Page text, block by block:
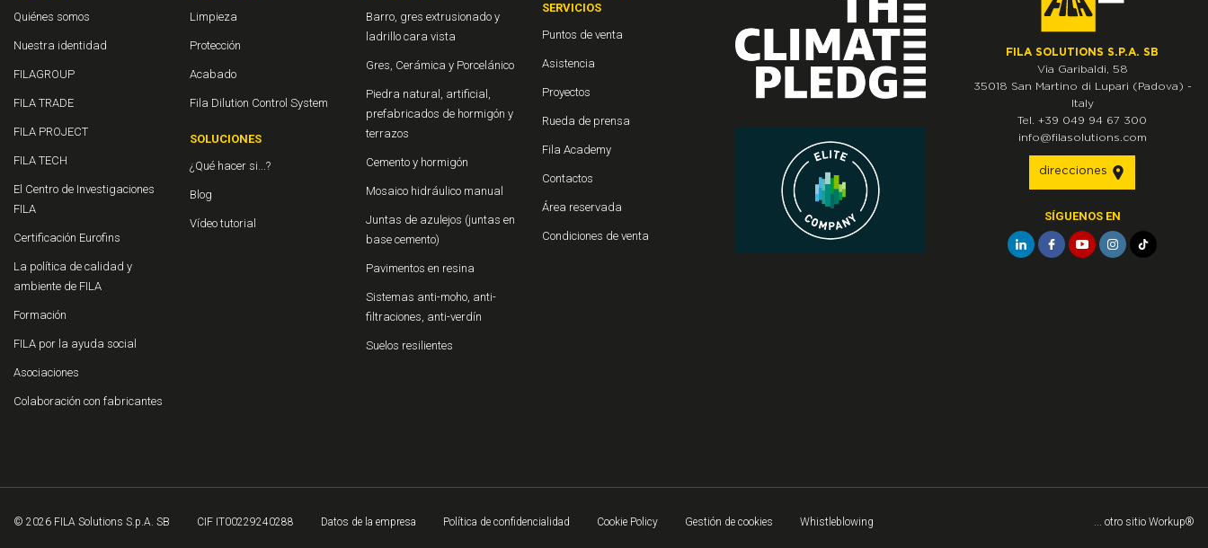
Quiénes somos
Nuestra identidad
FILAGROUP
FILA TRADE
FILA PROJECT
FILA TECH
El Centro de Investigaciones
FILA
Certificación Eurofins
La política de calidad y
ambiente de FILA
Formación
FILA por la ayuda social
Asociaciones
Colaboración con fabricantes
Limpieza
Protección
Acabado
Fila Dilution Control System
SOLUCIONES
¿Qué hacer si...?
Blog
Vídeo tutorial
Barro, gres extrusionado y
ladrillo cara vista
Gres, Cerámica y Porcelánico
Piedra natural, artificial,
prefabricados de hormigón y
terrazos
Cemento y hormigón
Mosaico hidráulico manual
Juntas de azulejos (juntas en
base cemento)
Pavimentos en resina
Sistemas anti-moho, anti-
filtraciones, anti-verdín
Suelos resilientes
SERVICIOS
Puntos de venta
Asistencia
Proyectos
Rueda de prensa
Fila Academy
Contactos
Área reservada
Condiciones de venta
FILA SOLUTIONS S.P.A. SB
Via Garibaldi, 58
35018 San Martino di Lupari (Padova) -
Italy
Tel. +39 049 94 67 300
info@filasolutions.com
direcciones
SÍGUENOS EN
© 2026 FILA Solutions S.p.A. SB CIF IT00229240288 Datos de la empresa Política de confidencialidad Cookie Policy Gestión de cookies Whistleblowing ... otro sitio Workup®